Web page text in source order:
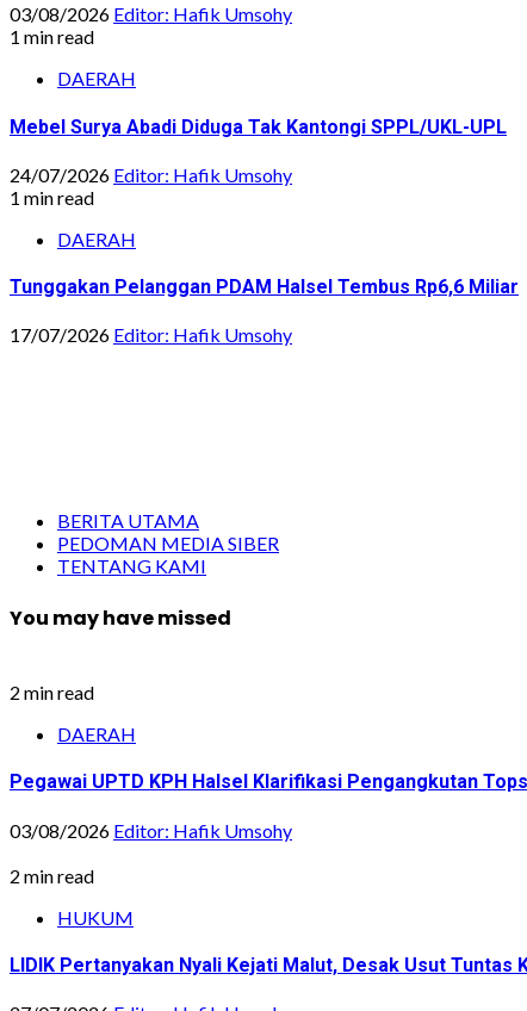
03/08/2026 Editor: Hafik Umsohy
1 min read
DAERAH
Mebel Surya Abadi Diduga Tak Kantongi SPPL/UKL-UPL
24/07/2026 Editor: Hafik Umsohy
1 min read
DAERAH
Tunggakan Pelanggan PDAM Halsel Tembus Rp6,6 Miliar
17/07/2026 Editor: Hafik Umsohy
BERITA UTAMA
PEDOMAN MEDIA SIBER
TENTANG KAMI
You may have missed
2 min read
DAERAH
Pegawai UPTD KPH Halsel Klarifikasi Pengangkutan
03/08/2026 Editor: Hafik Umsohy
2 min read
HUKUM
LIDIK Pertanyakan Nyali Kejati Malut, Desak Usut Tuntas